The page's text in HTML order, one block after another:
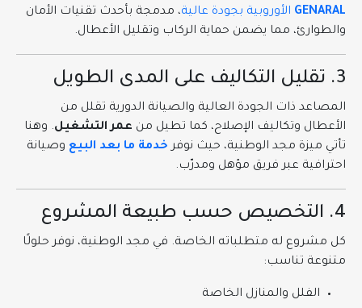
GENARAL الأوروبية بجودة عالية، مدمجة بأحدث تقنيات الأمان
والطوارئ، مما يضمن حماية الركاب وتقليل الأعطال.
3. تقليل التكاليف على المدى الطويل
المصاعد ذات الجودة العالية والصيانة الدورية تقلل من
الأعطال وتكاليف الإصلاح، كما تطيل من عمر التشغيل. وهنا
تأتي ميزة مجد الوطنية، حيث نوفر خدمة ما بعد البيع وصيانة
احترافية عبر فريق مؤهل ومدرّب.
4. التخصيص حسب طبيعة المشروع
كل مشروع له متطلباته الخاصة. في مجد الوطنية، نوفر حلولًا
متنوعة تناسب:
الفلل والمنازل الخاصة